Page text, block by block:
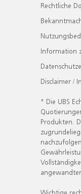
Rechtliche
Information
Disclaimer /
* Die UBS
Produkten.